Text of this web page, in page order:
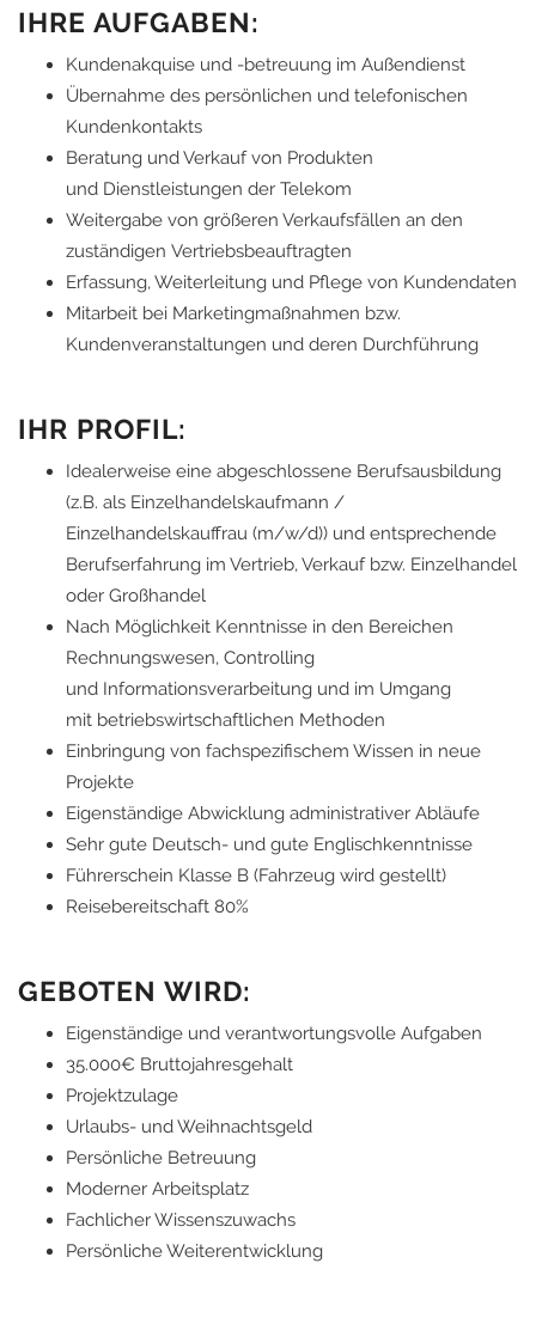
IHRE AUFGABEN:
Kundenakquise und -betreuung im Außendienst
Übernahme des persönlichen und telefonischen
Kundenkontakts
Beratung und Verkauf von Produkten
und Dienstleistungen der Telekom
Weitergabe von größeren Verkaufsfällen an den
zuständigen Vertriebsbeauftragten
Erfassung, Weiterleitung und Pflege von Kundendaten
Mitarbeit bei Marketingmaßnahmen bzw.
Kundenveranstaltungen und deren Durchführung
IHR PROFIL:
Idealerweise eine abgeschlossene Berufsausbildung
(z.B. als Einzelhandelskaufmann /
Einzelhandelskauffrau (m/w/d)) und entsprechende
Berufserfahrung im Vertrieb, Verkauf bzw. Einzelhandel
oder Großhandel
Nach Möglichkeit Kenntnisse in den Bereichen
Rechnungswesen, Controlling
und Informationsverarbeitung und im Umgang
mit betriebswirtschaftlichen Methoden
Einbringung von fachspezifischem Wissen in neue
Projekte
Eigenständige Abwicklung administrativer Abläufe
Sehr gute Deutsch- und gute Englischkenntnisse
Führerschein Klasse B (Fahrzeug wird gestellt)
Reisebereitschaft 80%
GEBOTEN WIRD:
Eigenständige und verantwortungsvolle Aufgaben
35.000€ Bruttojahresgehalt
Projektzulage
Urlaubs- und Weihnachtsgeld
Persönliche Betreuung
Moderner Arbeitsplatz
Fachlicher Wissenszuwachs
Persönliche Weiterentwicklung